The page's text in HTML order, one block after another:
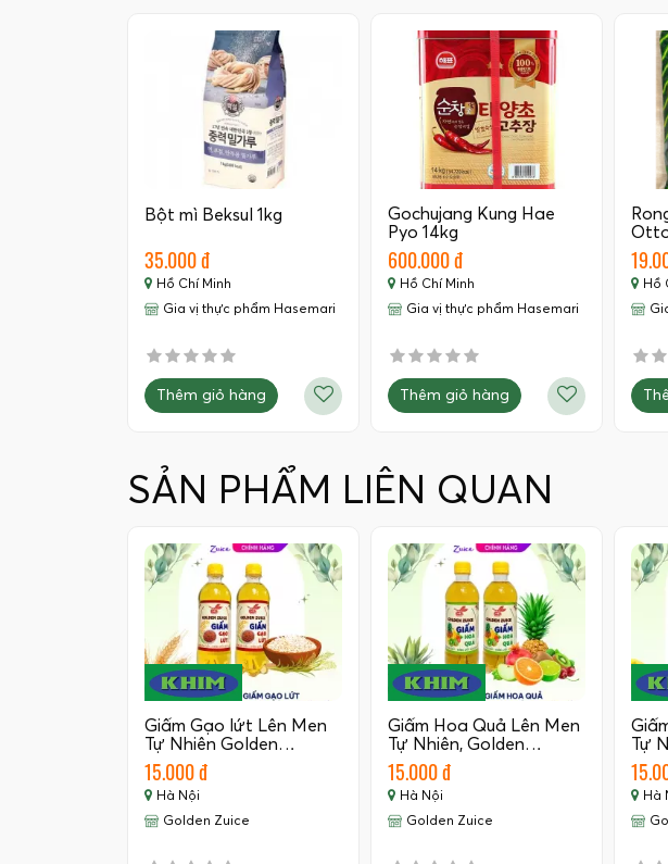
Bột mì Beksul 1kg
35.000 đ
Hồ Chí Minh
Gia vị thực phẩm Hasemari
Thêm giỏ hàng
Gochujang Kung Hae
Pyo 14kg
600.000 đ
Hồ Chí Minh
Gia vị thực phẩm Hasemari
Thêm giỏ hàng
Hồ
SẢN PHẨM LIÊN QUAN
Giấm Gạo lứt Lên Men
Tự Nhiên Golden…
15.000 đ
Hà Nội
Golden Zuice
Giấm Hoa Quả Lên Men
Tự Nhiên, Golden…
15.000 đ
Hà Nội
Golden Zuice
Tự
Hà